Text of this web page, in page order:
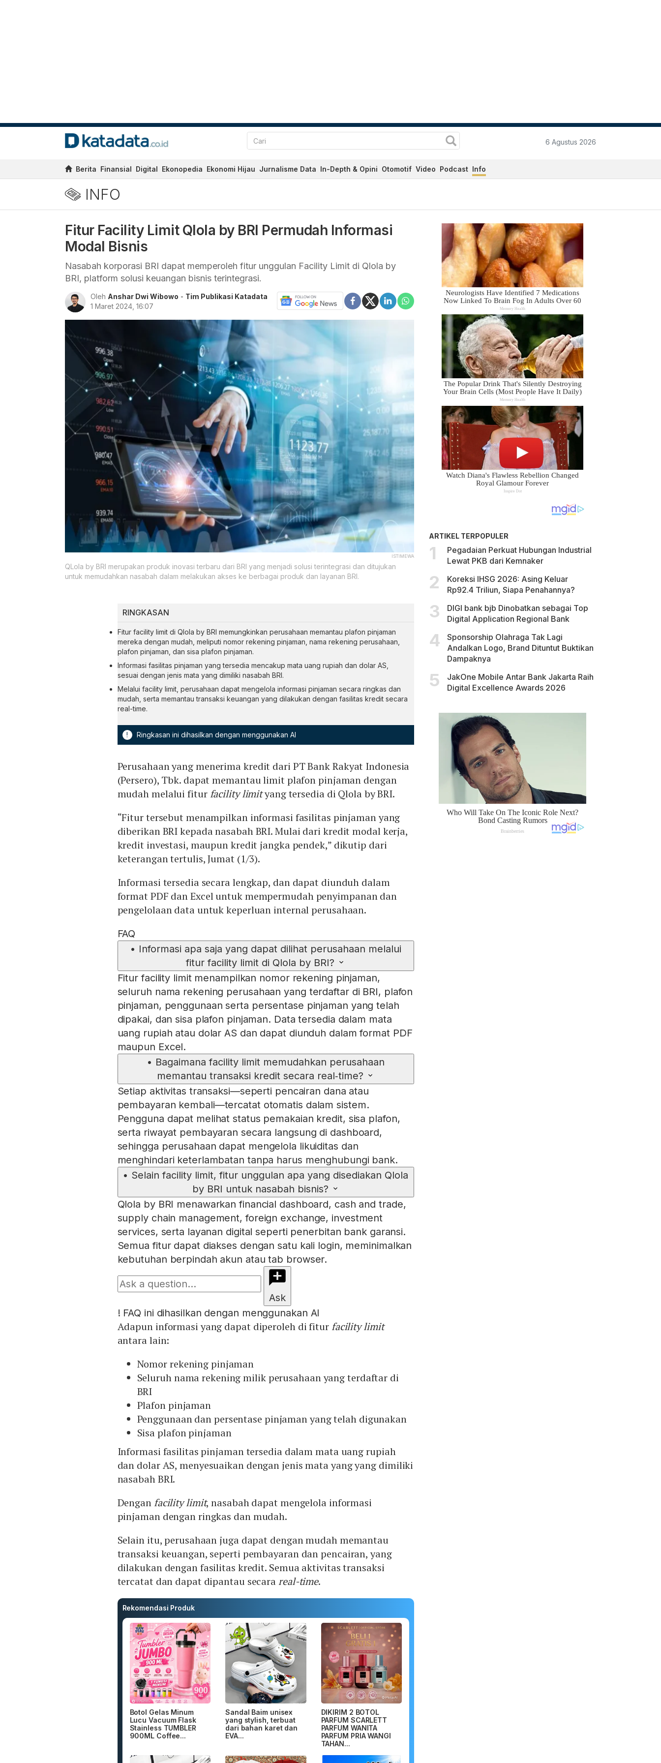
6 Agustus 2026
Berita Finansial Digital Ekonopedia Ekonomi Hijau Jurnalisme Data In-Depth & Opini Otomotif Video Podcast Info
INFO
Fitur Facility Limit Qlola by BRI Permudah Informasi
Modal Bisnis
Nasabah korporasi BRI dapat memperoleh fitur unggulan Facility Limit di Qlola by
BRI, platform solusi keuangan bisnis terintegrasi.
Oleh Anshar Dwi Wibowo - Tim Publikasi Katadata
1 Maret 2024, 16:07
ISTIMEWA
QLola by BRI merupakan produk inovasi terbaru dari BRI yang menjadi solusi terintegrasi dan ditujukan
untuk memudahkan nasabah dalam melakukan akses ke berbagai produk dan layanan BRI.
RINGKASAN
Fitur facility limit di Qlola by BRI memungkinkan perusahaan memantau plafon pinjaman
mereka dengan mudah, meliputi nomor rekening pinjaman, nama rekening perusahaan,
plafon pinjaman, dan sisa plafon pinjaman.
Informasi fasilitas pinjaman yang tersedia mencakup mata uang rupiah dan dolar AS,
sesuai dengan jenis mata yang dimiliki nasabah BRI.
Melalui facility limit, perusahaan dapat mengelola informasi pinjaman secara ringkas dan
mudah, serta memantau transaksi keuangan yang dilakukan dengan fasilitas kredit secara
real-time.
! Ringkasan ini dihasilkan dengan menggunakan AI
Perusahaan yang menerima kredit dari PT Bank Rakyat Indonesia
(Persero), Tbk. dapat memantau limit plafon pinjaman dengan
mudah melalui fitur facility limityang tersedia di Qlola by BRI.
“Fitur tersebut menampilkan informasi fasilitas pinjaman yang
diberikan BRI kepada nasabah BRI. Mulai dari kredit modal kerja,
kredit investasi, maupun kredit jangka pendek,” dikutip dari
keterangan tertulis, Jumat (1/3).
Informasi tersedia secara lengkap, dan dapat diunduh dalam
format PDF dan Excel untuk mempermudah penyimpanan dan
pengelolaan data untuk keperluan internal perusahaan.
FAQ
• Informasi apa saja yang dapat dilihat perusahaan melalui
fitur facility limit di Qlola by BRI?
Fitur facility limit menampilkan nomor rekening pinjaman,
seluruh nama rekening perusahaan yang terdaftar di BRI, plafon
pinjaman, penggunaan serta persentase pinjaman yang telah
dipakai, dan sisa plafon pinjaman. Data tersedia dalam mata
uang rupiah atau dolar AS dan dapat diunduh dalam format PDF
maupun Excel.
• Bagaimana facility limit memudahkan perusahaan
memantau transaksi kredit secara real‑time?
Setiap aktivitas transaksi—seperti pencairan dana atau
pembayaran kembali—tercatat otomatis dalam sistem.
Pengguna dapat melihat status pemakaian kredit, sisa plafon,
serta riwayat pembayaran secara langsung di dashboard,
sehingga perusahaan dapat mengelola likuiditas dan
menghindari keterlambatan tanpa harus menghubungi bank.
• Selain facility limit, fitur unggulan apa yang disediakan Qlola
by BRI untuk nasabah bisnis?
Qlola by BRI menawarkan financial dashboard, cash and trade,
supply chain management, foreign exchange, investment
services, serta layanan digital seperti penerbitan bank garansi.
Semua fitur dapat diakses dengan satu kali login, meminimalkan
kebutuhan berpindah akun atau tab browser.
Ask
! FAQ ini dihasilkan dengan menggunakan AI
Adapun informasi yang dapat diperoleh di fitur facility limit
antara lain:
Nomor rekening pinjaman
Seluruh nama rekening milik perusahaan yang terdaftar di
BRI
Plafon pinjaman
Penggunaan dan persentase pinjaman yang telah digunakan
Sisa plafon pinjaman
Informasi fasilitas pinjaman tersedia dalam mata uang rupiah
dan dolar AS, menyesuaikan dengan jenis mata yang yang dimiliki
nasabah BRI.
Dengan facility limit, nasabah dapat mengelola informasi
pinjaman dengan ringkas dan mudah.
Selain itu, perusahaan juga dapat dengan mudah memantau
transaksi keuangan, seperti pembayaran dan pencairan, yang
dilakukan dengan fasilitas kredit. Semua aktivitas transaksi
tercatat dan dapat dipantau secarareal-time.
Rekomendasi Produk
Botol Gelas Minum
Lucu Vacuum Flask
Stainless TUMBLER
900ML Coffee...
Sandal Baim unisex
yang stylish, terbuat
dari bahan karet dan
EVA...
DIKIRIM 2 BOTOL
PARFUM SCARLETT
PARFUM WANITA
PARFUM PRIA WANGI
TAHAN...
ARTIKEL TERPOPULER
Pegadaian Perkuat Hubungan Industrial
Lewat PKB dari Kemnaker
Koreksi IHSG 2026: Asing Keluar
Rp92.4 Triliun, Siapa Penahannya?
DIGI bank bjb Dinobatkan sebagai Top
Digital Application Regional Bank
Sponsorship Olahraga Tak Lagi
Andalkan Logo, Brand Dituntut Buktikan
Dampaknya
JakOne Mobile Antar Bank Jakarta Raih
Digital Excellence Awards 2026